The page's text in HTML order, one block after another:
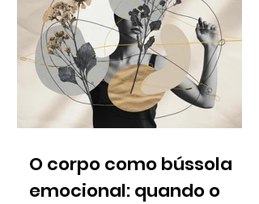
O corpo como bússola
emocional: quando o